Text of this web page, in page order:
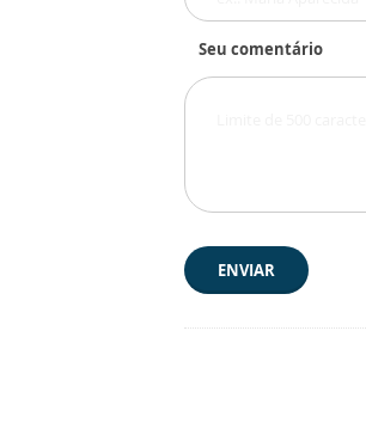
Seu comentário
ENVIAR